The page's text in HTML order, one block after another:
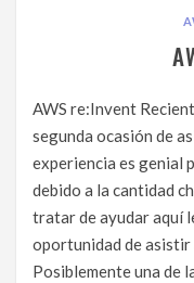
AWS re:Invent
segunda ocasión de
experiencia es genial
debido a la cantidad
tratar de ayudar aquí
oportunidad de asistir
Posiblemente una de